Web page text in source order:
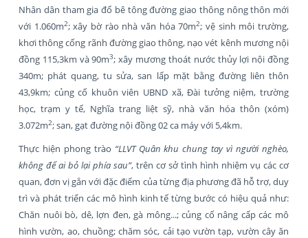
Nhân dân tham gia đổ bê tông đường giao thông nông thôn mới
với 1.060m2; xây bờ rào nhà văn hóa 70m2; vệ sinh môi trường,
khơi thông cống rãnh đường giao thông, nạo vét kênh mương nội
đồng 115,3km và 90m3; xây mương thoát nước thủy lợi nội đồng
340m; phát quang, tu sửa, san lấp mặt bằng đường liên thôn
43,9km; củng cố khuôn viên UBND xã, Đài tưởng niệm, trường
học, trạm y tế, Nghĩa trang liệt sỹ, nhà văn hóa thôn (xóm)
3.072m2; san, gạt đường nội đồng 02 ca máy với 5,4km.
Thực hiện phong trào “LLVT Quân khu chung tay vì người nghèo,
không để ai bỏ lại phía sau”, trên cơ sở tình hình nhiệm vụ các cơ
quan, đơn vị gắn với đặc điểm của từng địa phương đã hỗ trợ, duy
trì và phát triển các mô hình kinh tế từng bước có hiệu quả như:
Chăn nuôi bò, dê, lợn đen, gà mông...; củng cố nâng cấp các mô
hình vườn, ao, chuồng; chăm sóc, cải tạo vườn tạp, vườn cây ăn